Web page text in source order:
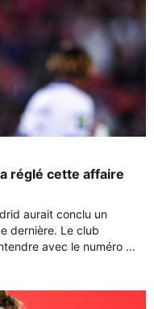
réglé cette affaire
aurait conclu un
dernière. Le club
avec le numéro ...